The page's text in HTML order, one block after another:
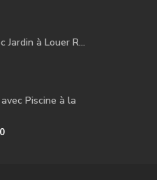
Jardin à Louer R...
Piscine à la